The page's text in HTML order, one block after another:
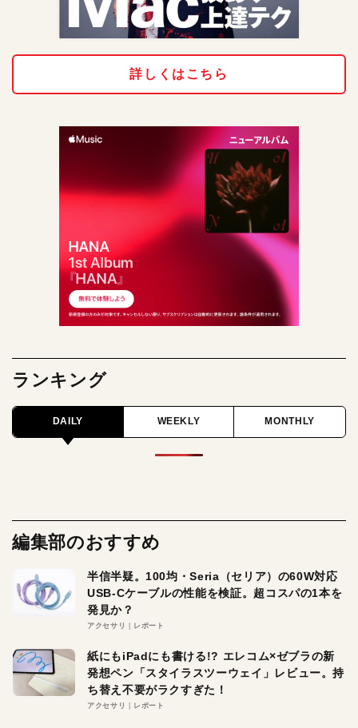
詳しくはこちら
ランキング
DAILY WEEKLY MONTHLY
編集部のおすすめ
半信半疑。100均・Seria（セリア）の60W対応
USB-Cケーブルの性能を検証。超コスパの1本を
発見か？
アクセサリ レポート
紙にもiPadにも書ける!? エレコム×ゼブラの新
発想ペン「スタイラスツーウェイ」レビュー。持
ち替え不要がラクすぎた！
アクセサリ レポート